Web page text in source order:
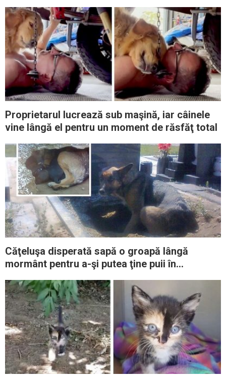
Proprietarul lucrează sub maşină, iar câinele
vine lângă el pentru un moment de răsfăţ total
Căţeluşa disperată sapă o groapă lângă
mormânt pentru a-şi putea ţine puii în